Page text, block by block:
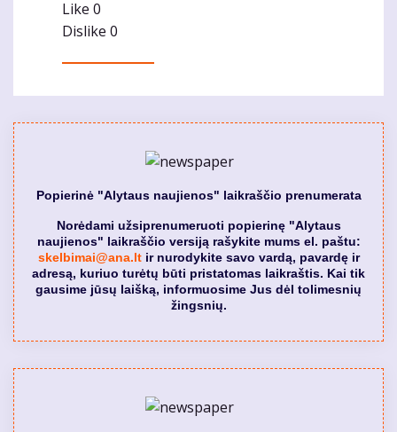
Like 0
Dislike 0
Popierinė "Alytaus naujienos" laikraščio prenumerata
Norėdami užsiprenumeruoti popierinę "Alytaus
naujienos" laikraščio versiją rašykite mums el. paštu:
skelbimai@ana.ltir nurodykite savo vardą, pavardę ir
adresą, kuriuo turėtų būti pristatomas laikraštis. Kai tik
gausime jūsų laišką, informuosime Jus dėl tolimesnių
žingsnių.